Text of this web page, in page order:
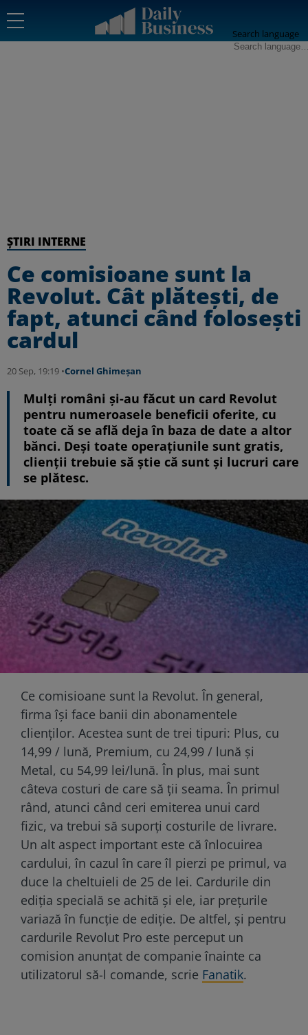
Search language
ȘTIRI INTERNE
Ce comisioane sunt la
Revolut. Cât plăteşti, de
fapt, atunci când foloseşti
cardul
20 Sep, 19:19 •Cornel Ghimeșan
Mulți români și-au făcut un card Revolut
pentru numeroasele beneficii oferite, cu
toate că se află deja în baza de date a altor
bănci. Deşi toate operaţiunile sunt gratis,
clienţii trebuie să ştie că sunt şi lucruri care
se plătesc.
Ce comisioane sunt la Revolut. În general,
firma își face banii din abonamentele
clienților. Acestea sunt de trei tipuri: Plus, cu
14,99 / lună, Premium, cu 24,99 / lună și
Metal, cu 54,99 lei/lună. În plus, mai sunt
câteva costuri de care să ții seama. În primul
rând, atunci când ceri emiterea unui card
fizic, va trebui să suporți costurile de livrare.
Un alt aspect important este că înlocuirea
cardului, în cazul în care îl pierzi pe primul, va
duce la cheltuieli de 25 de lei. Cardurile din
ediția specială se achită și ele, iar prețurile
variază în funcție de ediție. De altfel, și pentru
cardurile Revolut Pro este perceput un
comision anunțat de companie înainte ca
utilizatorul să-l comande, scrie Fanatik.